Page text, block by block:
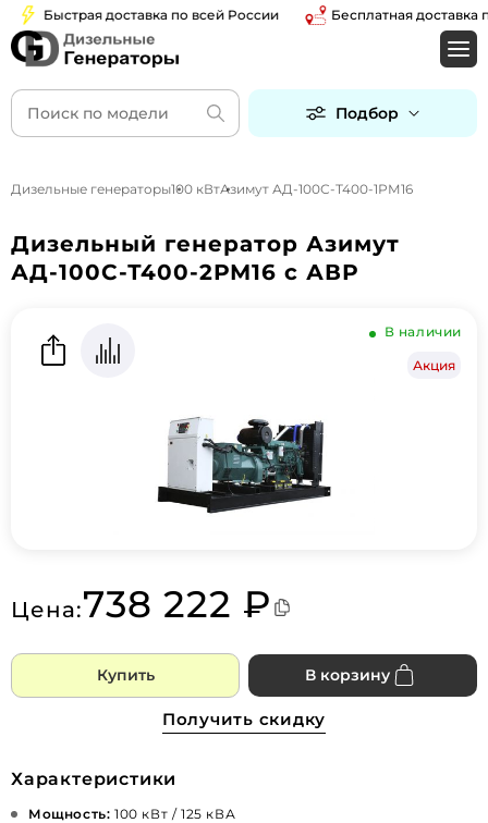
Быстрая доставка по всей России Бесплатная доставка по
Подбор
Дизельные генераторы100 кВтАзимут АД-100С-Т400-1РМ16
Дизельный генератор Азимут
АД-100С-Т400-2РМ16 с АВР
Акция
В наличии
Цена:738 222 ₽
Купить В корзину
Получить скидку
Характеристики
Мощность: 100 кВт / 125 кВА